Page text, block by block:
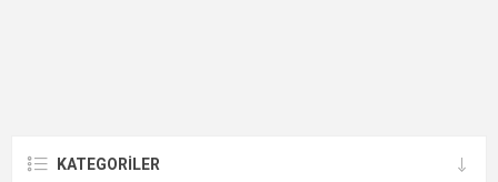
KATEGORİLER